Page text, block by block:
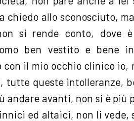
allo sconosciuto,
si rende conto,
ben vestito e bene
con il mio occhio clinico io,
tutte queste intolleranze,
andare avanti, non si è
ed altaici, non li vede,